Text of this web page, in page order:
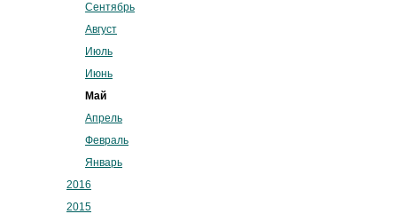
Сентябрь
Август
Июль
Июнь
Май
Апрель
Февраль
Январь
2016
2015